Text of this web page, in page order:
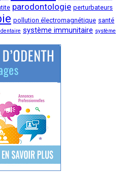
parodontologie perturbateurs
pollution électromagnétique santé
système immunitaire système